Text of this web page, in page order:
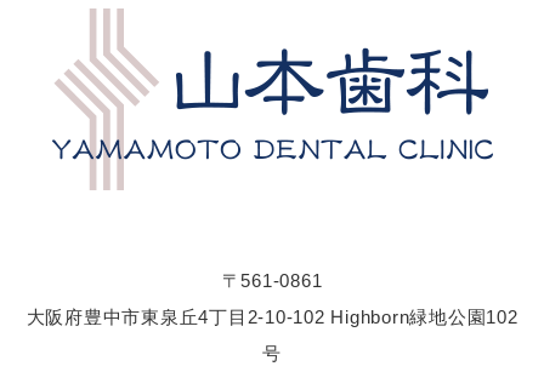
〒561-0861
大阪府豊中市東泉丘4丁目2-10-102 Highborn緑地公園102
号